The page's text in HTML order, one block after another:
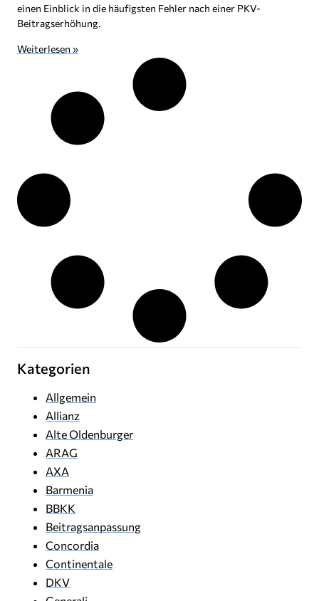
einen Einblick in die häufigsten Fehler nach einer PKV-
Beitragserhöhung.
Weiterlesen »
Kategorien
Allgemein
Allianz
Alte Oldenburger
ARAG
AXA
Barmenia
BBKK
Beitragsanpassung
Concordia
Continentale
DKV